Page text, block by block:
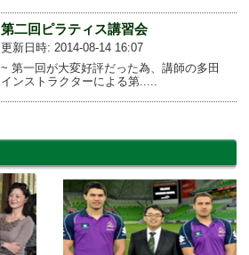
第二回ピラティス講習会
更新日時: 2014-08-14 16:07
~ 第一回が大変好評だった為、講師の多田
インストラクターによる第.....